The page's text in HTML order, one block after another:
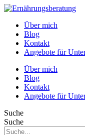
Über mich
Blog
Kontakt
Angebote für
Über mich
Blog
Kontakt
Angebote für
Suche
Suche